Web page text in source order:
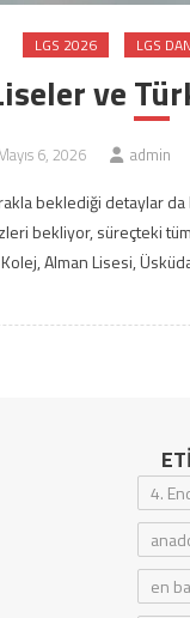
LGS 2026 LGS
ve
6, 2026 admin
beklediği detaylar
bekliyor, süreçteki
Alman Lisesi,
4.
en